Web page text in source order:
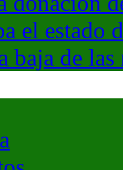
el estado
baja de